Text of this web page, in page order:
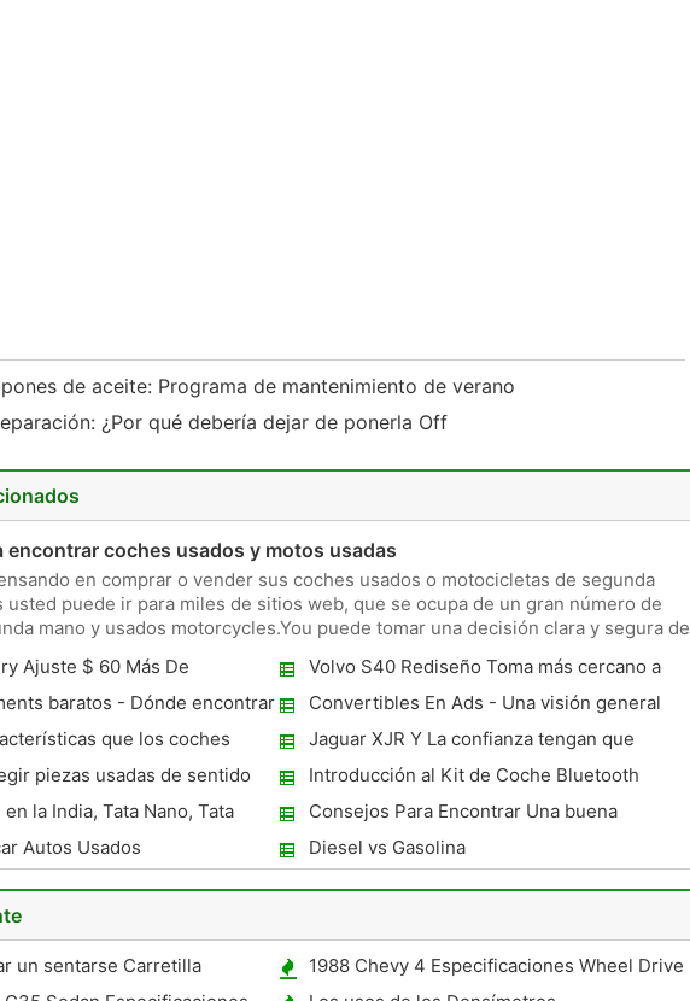
de aceite: Programa de mantenimiento de verano
¿Por qué debería dejar de ponerla Off
encontrar coches usados ​​y motos usadas
en comprar o vender sus coches usados ​​o motocicletas de segunda
usted puede ir para miles de sitios web, que se ocupa de un gran número de
mano y usados ​​motorcycles.You puede tomar una decisión clara y segura de
usados ​​o mo
Ajuste $ 60 Más De
Volvo S40 Rediseño Toma más cercano a
S80
baratos - Dónde encontrar
Convertibles En Ads - Una visión general
que los coches
prescindir
Jaguar XJR Y La confianza tengan que
emana
piezas usadas de sentido
Introducción al Kit de Coche Bluetooth
la India, Tata Nano, Tata
y más
Consejos Para Encontrar Una buena
reputación de Vehículos de California
Donación Caridad
Autos Usados Diesel vs Gasolina
un sentarse Carretilla
1988 Chevy 4 Especificaciones Wheel Drive